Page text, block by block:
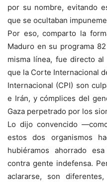
por su nombre, evitando
que se ocultaban
Por eso, comparto la
Maduro en su programa
misma línea, fue directo
que la Corte Internacional
Internacional (CPI) son
e Irán, y cómplices del
Gaza perpetrado por los
Lo dijo convencido
estos dos organismos
hubiéramos ahorrado
contra gente indefensa.
aclararse, son